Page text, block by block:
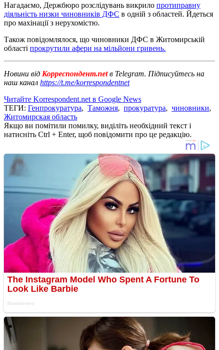
Нагадаємо, Держбюро розслідувань викрило протиправну
діяльність низки чиновників ДФС в одній з областей. Йдеться
про махінації з нерухомістю.
Також повідомлялося, що чиновники ДФС в Житомирській
області прокрутили афери на мільйони гривень.
Новини від Корреспондент.netв Telegram. Підписуйтесь на
наш канал https://t.me/korrespondentnet
Читайте Korrespondent.net в Google News
ТЕГИ: Генпрокуратура, Таможня, прокуратура, чиновники,
Житомирская область
Якщо ви помітили помилку, виділіть необхідний текст і
натисніть Ctrl + Enter, щоб повідомити про це редакцію.